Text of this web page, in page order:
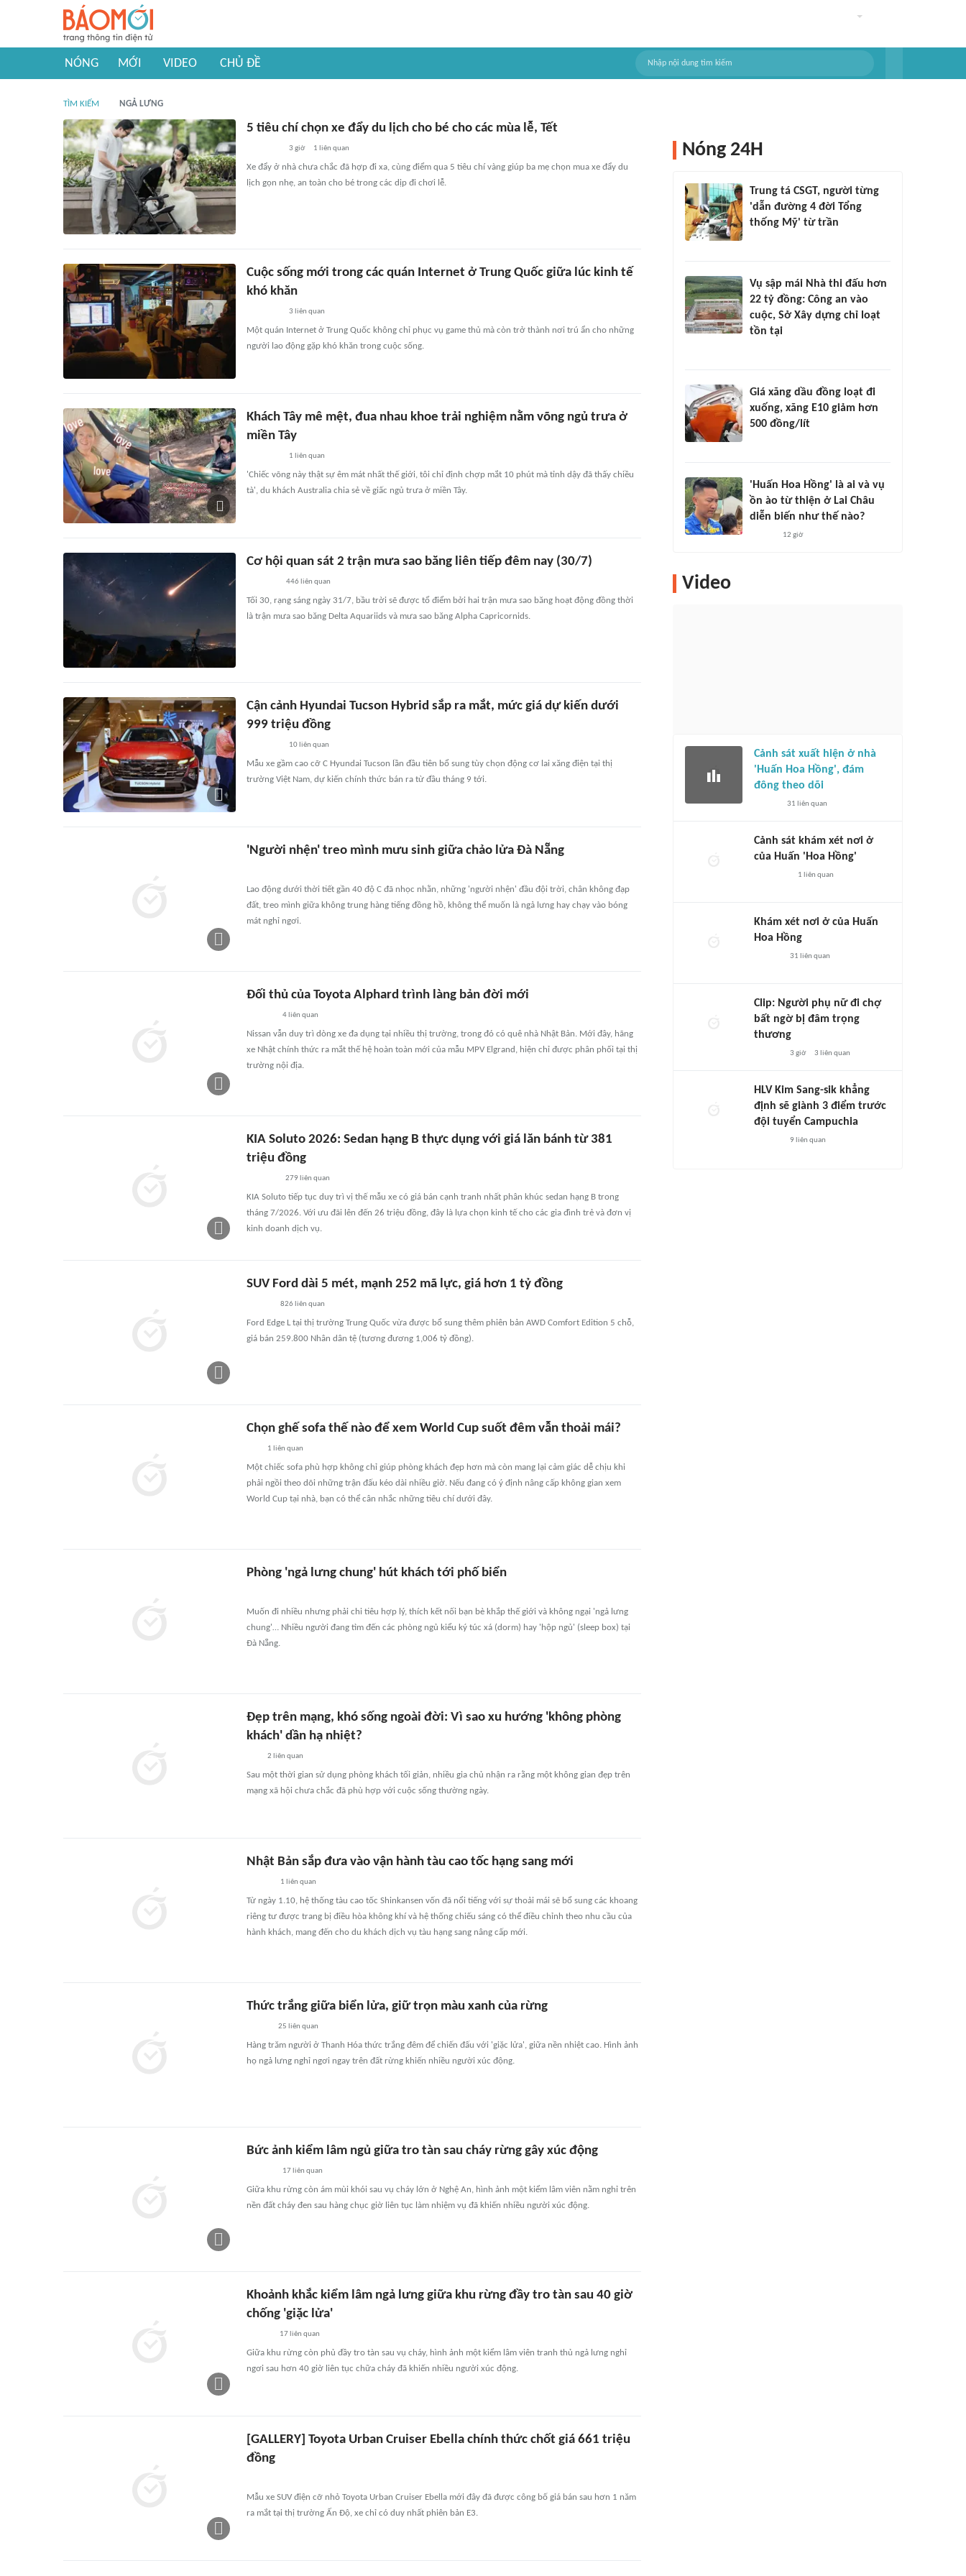
NÓNG MỚI VIDEO CHỦ ĐỀ
TÌM KIẾM NGẢ LƯNG
5 tiêu chí chọn xe đẩy du lịch cho bé cho các mùa lễ, Tết
3 giờ 1 liên quan
Xe đẩy ở nhà chưa chắc đã hợp đi xa, cùng điểm qua 5 tiêu chí vàng giúp ba mẹ chọn mua xe đẩy du
lịch gọn nhẹ, an toàn cho bé trong các dịp đi chơi lễ.
Cuộc sống mới trong các quán Internet ở Trung Quốc giữa lúc kinh tế
khó khăn
3 liên quan
Một quán Internet ở Trung Quốc không chỉ phục vụ game thủ mà còn trở thành nơi trú ẩn cho những
người lao động gặp khó khăn trong cuộc sống.
Khách Tây mê mệt, đua nhau khoe trải nghiệm nằm võng ngủ trưa ở
miền Tây
1 liên quan
'Chiếc võng này thật sự êm mát nhất thế giới, tôi chỉ định chợp mắt 10 phút mà tỉnh dậy đã thấy chiều
tà', du khách Australia chia sẻ về giấc ngủ trưa ở miền Tây.
Cơ hội quan sát 2 trận mưa sao băng liên tiếp đêm nay (30/7)
446 liên quan
Tối 30, rạng sáng ngày 31/7, bầu trời sẽ được tổ điểm bởi hai trận mưa sao băng hoạt động đồng thời
là trận mưa sao băng Delta Aquariids và mưa sao băng Alpha Capricornids.
Cận cảnh Hyundai Tucson Hybrid sắp ra mắt, mức giá dự kiến dưới
999 triệu đồng
10liên quan
Mẫu xe gầm cao cỡ C Hyundai Tucson lần đầu tiên bổ sung tùy chọn động cơ lai xăng điện tại thị
trường Việt Nam, dự kiến chính thức bán ra từ đầu tháng 9 tới.
'Người nhện' treo mình mưu sinh giữa chảo lửa Đà Nẵng
Lao động dưới thời tiết gần 40 độ C đã nhọc nhằn, những 'người nhện' đầu đội trời, chân không đạp
đất, treo mình giữa không trung hàng tiếng đồng hồ, không thể muốn là ngả lưng hay chạy vào bóng
mát nghỉ ngơi.
Đối thủ của Toyota Alphard trình làng bản đời mới
4liên quan
Nissan vẫn duy trì dòng xe đa dụng tại nhiều thị trường, trong đó có quê nhà Nhật Bản. Mới đây, hãng
xe Nhật chính thức ra mắt thế hệ hoàn toàn mới của mẫu MPV Elgrand, hiện chỉ được phân phối tại thị
trường nội địa.
KIA Soluto 2026: Sedan hạng B thực dụng với giá lăn bánh từ 381
triệu đồng
279 liên quan
KIA Soluto tiếp tục duy trì vị thế mẫu xe có giá bán cạnh tranh nhất phân khúc sedan hạng B trong
tháng 7/2026. Với ưu đãi lên đến 26 triệu đồng, đây là lựa chọn kinh tế cho các gia đình trẻ và đơn vị
kinh doanh dịch vụ.
SUV Ford dài 5 mét, mạnh 252 mã lực, giá hơn 1 tỷ đồng
826 liên quan
Ford Edge L tại thị trường Trung Quốc vừa được bổ sung thêm phiên bản AWD Comfort Edition 5 chỗ,
giá bán 259.800 Nhân dân tệ (tương đương 1,006 tỷ đồng).
Chọn ghế sofa thế nào để xem World Cup suốt đêm vẫn thoải mái?
1 liên quan
Một chiếc sofa phù hợp không chỉ giúp phòng khách đẹp hơn mà còn mang lại cảm giác dễ chịu khi
phải ngồi theo dõi những trận đấu kéo dài nhiều giờ. Nếu đang có ý định nâng cấp không gian xem
World Cup tại nhà, bạn có thể cân nhắc những tiêu chí dưới đây.
Phòng 'ngả lưng chung' hút khách tới phố biển
Muốn đi nhiều nhưng phải chi tiêu hợp lý, thích kết nối bạn bè khắp thế giới và không ngại 'ngả lưng
chung'… Nhiều người đang tìm đến các phòng ngủ kiểu ký túc xá (dorm) hay 'hộp ngủ' (sleep box) tại
Đà Nẵng.
Đẹp trên mạng, khó sống ngoài đời: Vì sao xu hướng 'không phòng
khách' dần hạ nhiệt?
2 liên quan
Sau một thời gian sử dụng phòng khách tối giản, nhiều gia chủ nhận ra rằng một không gian đẹp trên
mạng xã hội chưa chắc đã phù hợp với cuộc sống thường ngày.
Nhật Bản sắp đưa vào vận hành tàu cao tốc hạng sang mới
1 liên quan
Từ ngày 1.10, hệ thống tàu cao tốc Shinkansen vốn đã nổi tiếng với sự thoải mái sẽ bổ sung các khoang
riêng tư được trang bị điều hòa không khí và hệ thống chiếu sáng có thể điều chỉnh theo nhu cầu của
hành khách, mang đến cho du khách dịch vụ tàu hạng sang nâng cấp mới.
Thức trắng giữa biển lửa, giữ trọn màu xanh của rừng
25 liên quan
Hàng trăm người ở Thanh Hóa thức trắng đêm để chiến đấu với 'giặc lửa', giữa nền nhiệt cao. Hình ảnh
họ ngả lưng nghỉ ngơi ngay trên đất rừng khiến nhiều người xúc động.
Bức ảnh kiểm lâm ngủ giữa tro tàn sau cháy rừng gây xúc động
17liên quan
Giữa khu rừng còn ám mùi khói sau vụ cháy lớn ở Nghệ An, hình ảnh một kiểm lâm viên nằm nghỉ trên
nền đất cháy đen sau hàng chục giờ liên tục làm nhiệm vụ đã khiến nhiều người xúc động.
Khoảnh khắc kiểm lâm ngả lưng giữa khu rừng đầy tro tàn sau 40 giờ
chống 'giặc lửa'
17liên quan
Giữa khu rừng còn phủ đầy tro tàn sau vụ cháy, hình ảnh một kiểm lâm viên tranh thủ ngả lưng nghỉ
ngơi sau hơn 40 giờ liên tục chữa cháy đã khiến nhiều người xúc động.
[GALLERY] Toyota Urban Cruiser Ebella chính thức chốt giá 661 triệu
đồng
Mẫu xe SUV điện cỡ nhỏ Toyota Urban Cruiser Ebella mới đây đã được công bố giá bán sau hơn 1 năm
ra mắt tại thị trường Ấn Độ, xe chỉ có duy nhất phiên bản E3.
Nóng 24H
Trung tá CSGT, người từng
'dẫn đường 4 đời Tổng
thống Mỹ' từ trần
Vụ sập mái Nhà thi đấu hơn
22 tỷ đồng: Công an vào
cuộc, Sở Xây dựng chỉ loạt
tồn tại
Giá xăng dầu đồng loạt đi
xuống, xăng E10 giảm hơn
500 đồng/lít
'Huấn Hoa Hồng' là ai và vụ
ồn ào từ thiện ở Lai Châu
diễn biến như thế nào?
12 giờ
Video
Cảnh sát xuất hiện ở nhà
'Huấn Hoa Hồng', đám
đông theo dõi
31 liên quan
Cảnh sát khám xét nơi ở
của Huấn 'Hoa Hồng'
1 liên quan
Khám xét nơi ở của Huấn
Hoa Hồng
31 liên quan
Clip: Người phụ nữ đi chợ
bất ngờ bị đâm trọng
thương
3 giờ 3 liên quan
HLV Kim Sang-sik khẳng
định sẽ giành 3 điểm trước
đội tuyển Campuchia
9 liên quan